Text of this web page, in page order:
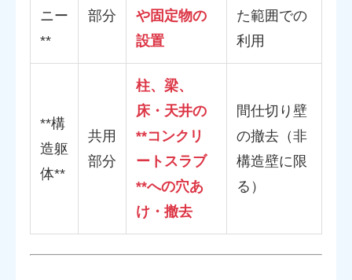
ニー
**
部分
や固定物の
設置
た範囲での
利用
**構
造躯
体**
共用
部分
柱、梁、
床・天井の
**コンクリ
ートスラブ
**への穴あ
け・撤去
間仕切り壁
の撤去（非
構造壁に限
る）